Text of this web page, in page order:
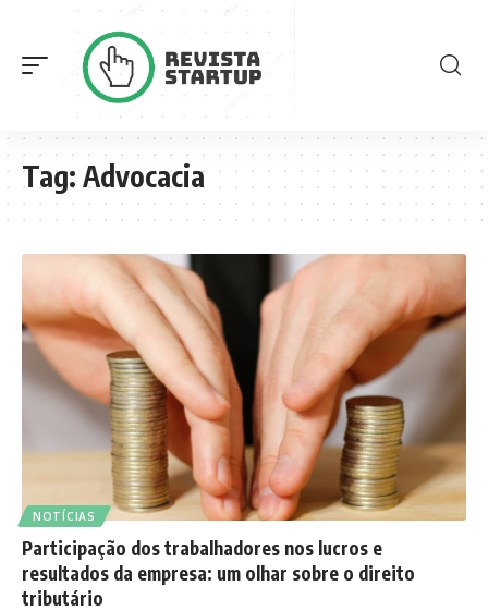
Tag: Advocacia
NOTÍCIAS
Participação dos trabalhadores nos lucros e
resultados da empresa: um olhar sobre o direito
tributário